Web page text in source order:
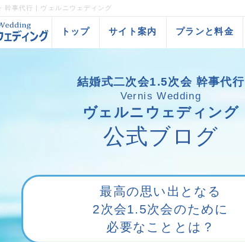
幹事代行 | ヴェルニウェディング
トップ サイト案内 プランと料金
結婚式二次会1.5次会 幹事代行
Vernis Wedding
ヴェルニウェディング
公式ブログ
最高の思い出となる
2次会1.5次会のために
必要なこととは？